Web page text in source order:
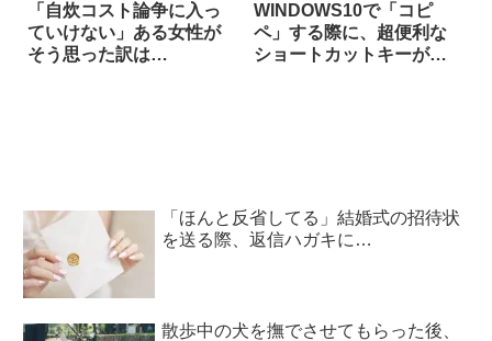
「自炊コスト論争に入っ
ていけない」ある女性が
そう思った訳は…
WINDOWS10で「コピ
ペ」する際に、超便利な
ショートカットキーがコ
「ほんと反省してる」結婚式の招待状
を送る際、返信ハガキに…
散歩中の犬を撫でさせてもらった後、